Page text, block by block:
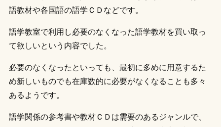
語教材や各国語の語学ＣＤなどです。
語学教室で利用し必要のなくなった語学教材を買い取っ
て欲しいという内容でした。
必要のなくなったといっても、最初に多めに用意するた
め新しいものでも在庫数的に必要がなくなることも多々
あるようです。
語学関係の参考書や教材ＣＤは需要のあるジャンルで、